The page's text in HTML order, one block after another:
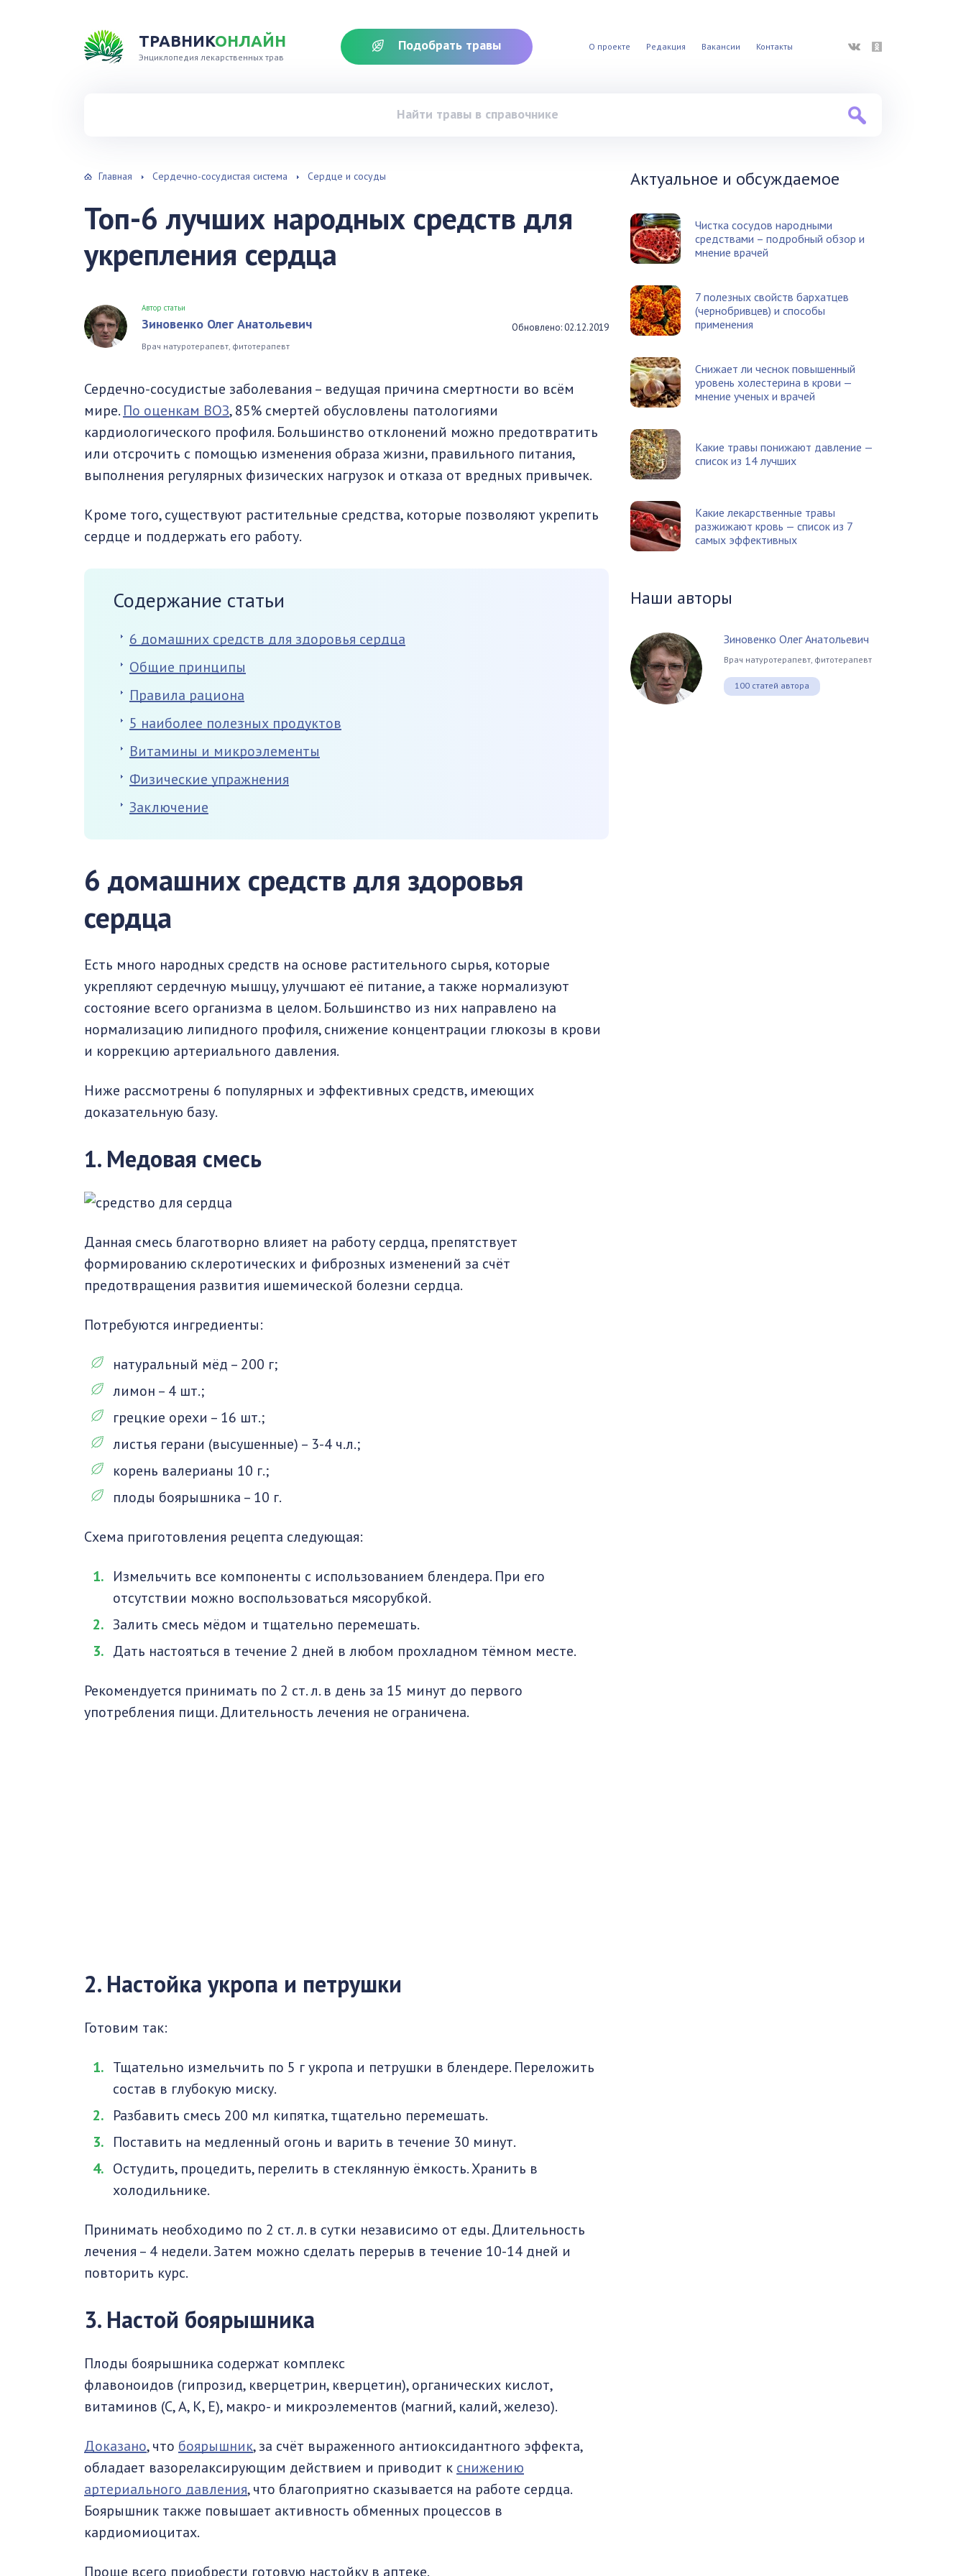
ТРАВНИКОНЛАЙН
Энциклопедия лекарственных трав
Подобрать травы О проекте Редакция Вакансии Контакты ВКонтактеОдноклассники
Главная Сердечно-сосудистая система Сердце и сосуды
Топ-6 лучших народных средств для
укрепления сердца
Автор статьи
Зиновенко Олег Анатольевич
Врач натуротерапевт, фитотерапевт
Обновлено: 02.12.2019
Сердечно-сосудистые заболевания – ведущая причина смертности во всём
мире. По оценкам ВОЗ, 85% смертей обусловлены патологиями
кардиологического профиля. Большинство отклонений можно предотвратить
или отсрочить с помощью изменения образа жизни, правильного питания,
выполнения регулярных физических нагрузок и отказа от вредных привычек.
Кроме того, существуют растительные средства, которые позволяют укрепить
сердце и поддержать его работу.
Содержание статьи
6 домашних средств для здоровья сердца
Общие принципы
Правила рациона
5 наиболее полезных продуктов
Витамины и микроэлементы
Физические упражнения
Заключение
6 домашних средств для здоровья
сердца
Есть много народных средств на основе растительного сырья, которые
укрепляют сердечную мышцу, улучшают её питание, а также нормализуют
состояние всего организма в целом. Большинство из них направлено на
нормализацию липидного профиля, снижение концентрации глюкозы в крови
и коррекцию артериального давления.
Ниже рассмотрены 6 популярных и эффективных средств, имеющих
доказательную базу.
1. Медовая смесь
Данная смесь благотворно влияет на работу сердца, препятствует
формированию склеротических и фиброзных изменений за счёт
предотвращения развития ишемической болезни сердца.
Потребуются ингредиенты:
натуральный мёд – 200 г;
лимон – 4 шт.;
грецкие орехи – 16 шт.;
листья герани (высушенные) – 3-4 ч.л.;
корень валерианы 10 г.;
плоды боярышника – 10 г.
Схема приготовления рецепта следующая:
Измельчить все компоненты с использованием блендера. При его
отсутствии можно воспользоваться мясорубкой.
Залить смесь мёдом и тщательно перемешать.
Дать настояться в течение 2 дней в любом прохладном тёмном месте.
Рекомендуется принимать по 2 ст. л. в день за 15 минут до первого
употребления пищи. Длительность лечения не ограничена.
2. Настойка укропа и петрушки
Готовим так:
Тщательно измельчить по 5 г укропа и петрушки в блендере. Переложить
состав в глубокую миску.
Разбавить смесь 200 мл кипятка, тщательно перемешать.
Поставить на медленный огонь и варить в течение 30 минут.
Остудить, процедить, перелить в стеклянную ёмкость. Хранить в
холодильнике.
Принимать необходимо по 2 ст. л. в сутки независимо от еды. Длительность
лечения – 4 недели. Затем можно сделать перерыв в течение 10-14 дней и
повторить курс.
3. Настой боярышника
Плоды боярышника содержат комплекс
флавоноидов (гипрозид, кверцетрин, кверцетин), органических кислот,
витаминов (С, А, К, Е), макро- и микроэлементов (магний, калий, железо).
Доказано, что боярышник, за счёт выраженного антиоксидантного эффекта,
обладает вазорелаксирующим действием и приводит к снижению
артериального давления, что благоприятно сказывается на работе сердца.
Боярышник также повышает активность обменных процессов в
кардиомиоцитах.
Проще всего приобрести готовую настойку в аптеке.
Актуальное и обсуждаемое
Чистка сосудов народными
средствами – подробный обзор и
мнение врачей
7 полезных свойств бархатцев
(чернобривцев) и способы
применения
Снижает ли чеснок повышенный
уровень холестерина в крови —
мнение ученых и врачей
Какие травы понижают давление —
список из 14 лучших
Какие лекарственные травы
разжижают кровь — список из 7
самых эффективных
Наши авторы
Зиновенко Олег Анатольевич
Врач натуротерапевт, фитотерапевт
100 статей автора